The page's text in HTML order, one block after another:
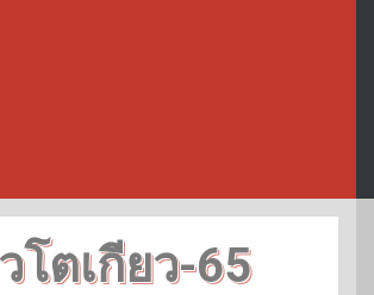
โตเกียว-65